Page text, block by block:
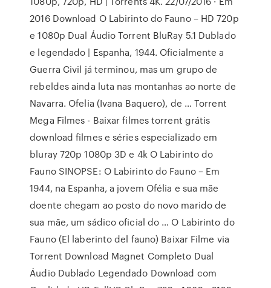
2016 Download O Labirinto do Fauno – HD 720p
e 1080p Dual Áudio Torrent BluRay 5.1 Dublado
e legendado | Espanha, 1944. Oficialmente a
Guerra Civil já terminou, mas um grupo de
rebeldes ainda luta nas montanhas ao norte de
Navarra. Ofelia (Ivana Baquero), de … Torrent
Mega Filmes - Baixar filmes torrent grátis
download filmes e séries especializado em
bluray 720p 1080p 3D e 4k O Labirinto do
Fauno SINOPSE: O Labirinto do Fauno – Em
1944, na Espanha, a jovem Ofélia e sua mãe
doente chegam ao posto do novo marido de
sua mãe, um sádico oficial do … O Labirinto do
Fauno (El laberinto del fauno) Baixar Filme via
Torrent Download Magnet Completo Dual
Áudio Dublado Legendado Download com